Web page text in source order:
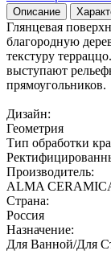
Описание
Глянцевая
благородную
текстуру
выступают
прямоугольников.
Дизайн:
Геометрия
Тип обработки
Производитель:
ALMA
Страна:
Россия
Назначение:
Для Ванной/Для